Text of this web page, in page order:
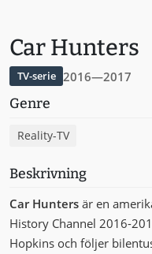
Car Hunters
TV-serie 2016—2017
Genre
Reality-TV
Beskrivning
Car Hunters är en
History Channel 2016-
Hopkins och följer